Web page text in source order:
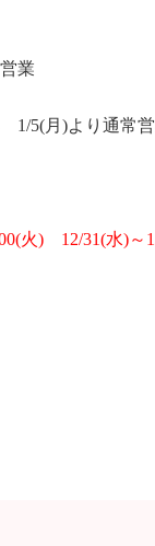
業
1/5(月 )より通常
(火) 12/31(水)～